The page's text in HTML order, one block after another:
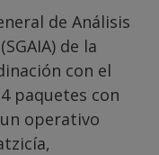
de Análisis
de la
con el
paquetes con
operativo